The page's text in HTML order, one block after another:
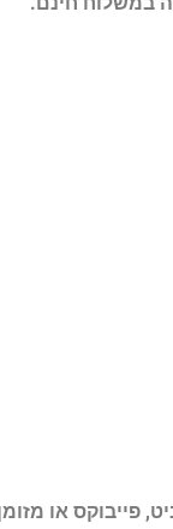
פייבוקס או